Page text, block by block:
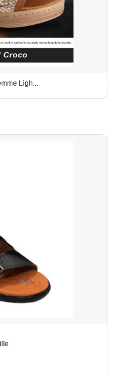
Ligh...